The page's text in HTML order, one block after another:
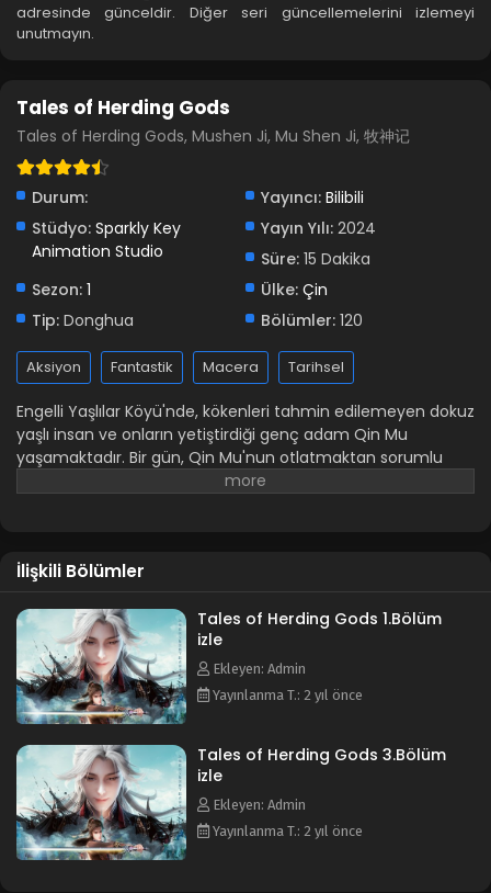
adresinde günceldir. Diğer seri güncellemelerini izlemeyi
unutmayın.
Tales of Herding Gods
Tales of Herding Gods, Mushen Ji, Mu Shen Ji, 牧神记
Durum: Yayıncı: Bilibili
Stüdyo: Sparkly Key
Animation Studio
Yayın Yılı: 2024
Süre: 15 Dakika
Sezon: 1 Ülke: Çin
Tip: Donghua Bölümler: 120
Aksiyon Fantastik Macera Tarihsel
Engelli Yaşlılar Köyü'nde, kökenleri tahmin edilemeyen dokuz
yaşlı insan ve onların yetiştirdiği genç adam Qin Mu
yaşamaktadır. Bir gün, Qin Mu'nun otlatmaktan sorumlu
olduğu inekler insani kelimelerle konuşmaya başladı. O
eden ilahi kemikler ve yavrularını koruyan ejderha kemikleri,
karşılaşırsa karşılaşsın, Qin Mu korkusuzdur. Dokuz Büyükler
tarafından aktarılan becerileri birleştirdi ve benzersiz
hegemonyasıyla bir dünya yaratmaya yemin etti.
İlişkili Bölümler
Tales of Herding Gods 1.Bölüm
izle
Ekleyen: Admin
Yayınlanma T.: 2 yıl önce
Tales of Herding Gods 3.Bölüm
izle
Ekleyen: Admin
Yayınlanma T.: 2 yıl önce